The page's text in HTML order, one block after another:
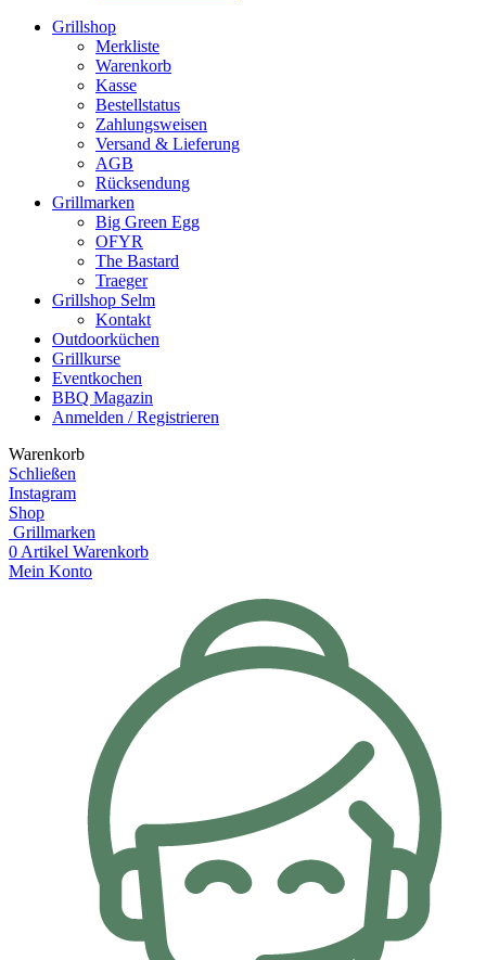
Grillshop
Merkliste
Warenkorb
Kasse
Bestellstatus
Zahlungsweisen
Versand & Lieferung
AGB
Rücksendung
Grillmarken
Big Green Egg
OFYR
The Bastard
Traeger
Grillshop Selm
Kontakt
Outdoorküchen
Grillkurse
Eventkochen
BBQ Magazin
Anmelden / Registrieren
Warenkorb
Schließen
Instagram
Shop
Grillmarken
0 Artikel Warenkorb
Mein Konto